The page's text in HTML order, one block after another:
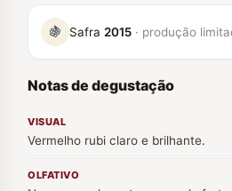
🍇 Safra 2015 · produção
Notas de degustação
VISUAL
Vermelho rubi claro e brilhante.
OLFATIVO